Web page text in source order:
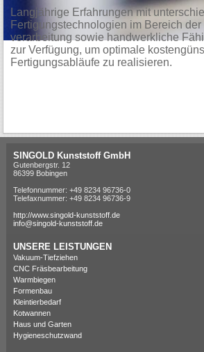
Langjährige Erfahrungen mit
Fertigungstechnologien im Bereich der
verarbeitung sowie handwerkliche
zur Verfügung, um optimale
Fertigungsabläufe zu realisieren.
SINGOLD Kunststoff GmbH
Gutenbergstr. 12
86399 Bobingen
Telefonnummer: +49 8234 96736-0
Telefaxnummer: +49 8234 96736-9
http://www.singold-kunststoff.de
info@singold-kunststoff.de
UNSERE LEISTUNGEN
Vakuum-Tiefziehen
CNC Fräsbearbeitung
Warmbiegen
Formenbau
Kleintierbedarf
Kotwannen
Haus und Garten
Hygieneschutzwand